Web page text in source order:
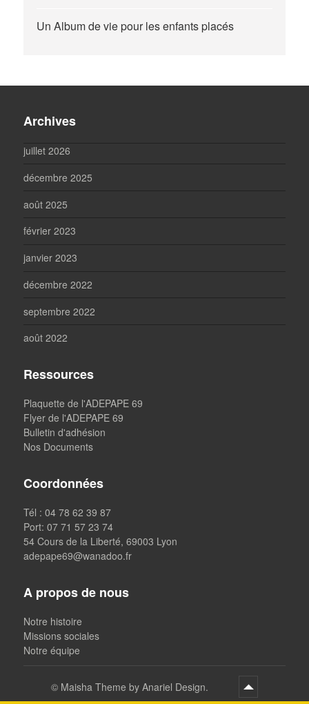
Un Album de vie pour les enfants placés
Archives
juillet 2026
décembre 2025
août 2025
février 2023
janvier 2023
décembre 2022
septembre 2022
août 2022
Ressources
Plaquette de l'ADEPAPE 69
Flyer de l'ADEPAPE 69
Bulletin d'adhésion
Nos Documents
Coordonnées
Tél : 04 78 62 39 87
Port: 07 71 57 23 74
54 Cours de la Liberté, 69003 Lyon
adepape69@wanadoo.fr
A propos de nous
Notre histoire
Missions sociales
Notre équipe
© Maisha Theme by Anariel Design.